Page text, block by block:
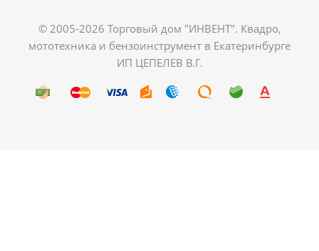
© 2005-2026 Торговый дом "ИНВЕНТ". Квадро,
мототехника и бензоинструмент в Екатеринбурге
ИП ЦЕПЕЛЕВ В.Г.